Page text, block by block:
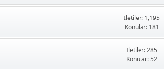
İletiler: 1,195
Konular: 181
İletiler: 285
Konular: 52